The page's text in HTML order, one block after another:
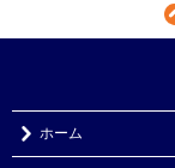
ホーム